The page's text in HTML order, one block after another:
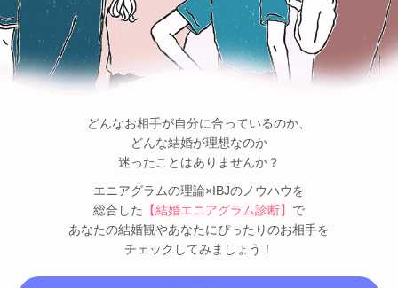
どんなお相手が自分に合っているのか、
どんな結婚が理想なのか
迷ったことはありませんか？
エニアグラムの理論×IBJのノウハウを
総合した
【結婚エニアグラム診断】 で
あなたの結婚観やあなたにぴったりのお相手を
チェックしてみましょう！